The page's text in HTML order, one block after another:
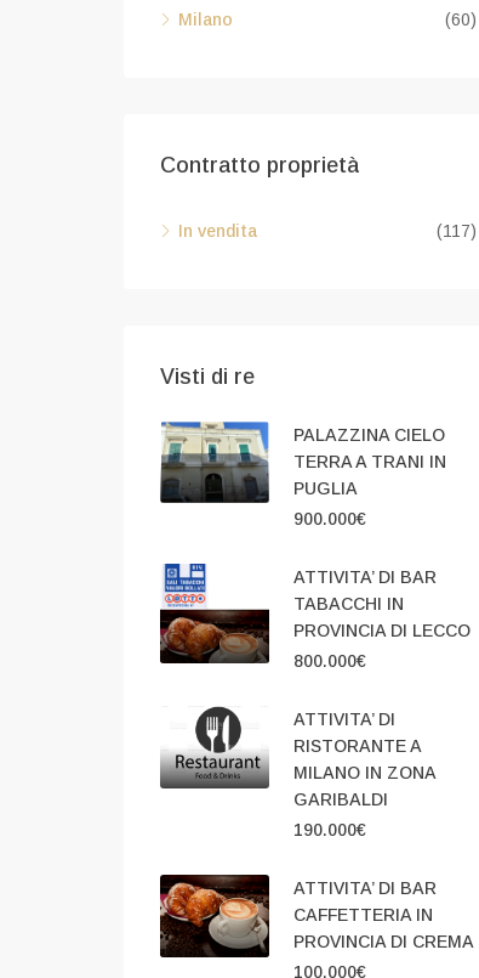
Milano (60)
Contratto proprietà
In vendita (117)
Visti di re
PALAZZINA CIELO
TERRA A TRANI IN
PUGLIA
900.000€
ATTIVITA’ DI BAR
TABACCHI IN
PROVINCIA DI LECCO
800.000€
ATTIVITA’ DI
RISTORANTE A
MILANO IN ZONA
GARIBALDI
190.000€
ATTIVITA’ DI BAR
CAFFETTERIA IN
PROVINCIA DI CREMA
100.000€